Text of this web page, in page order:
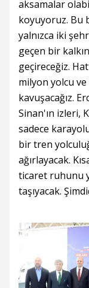
aksamalar
koyuyoruz. Bu
yalnızca iki
geçen bir
geçireceğiz.
milyon yolcu
kavuşacağız.
Sinan'ın izleri,
sadece
bir tren
ağırlayacak.
ticaret ruhunu
taşıyacak.